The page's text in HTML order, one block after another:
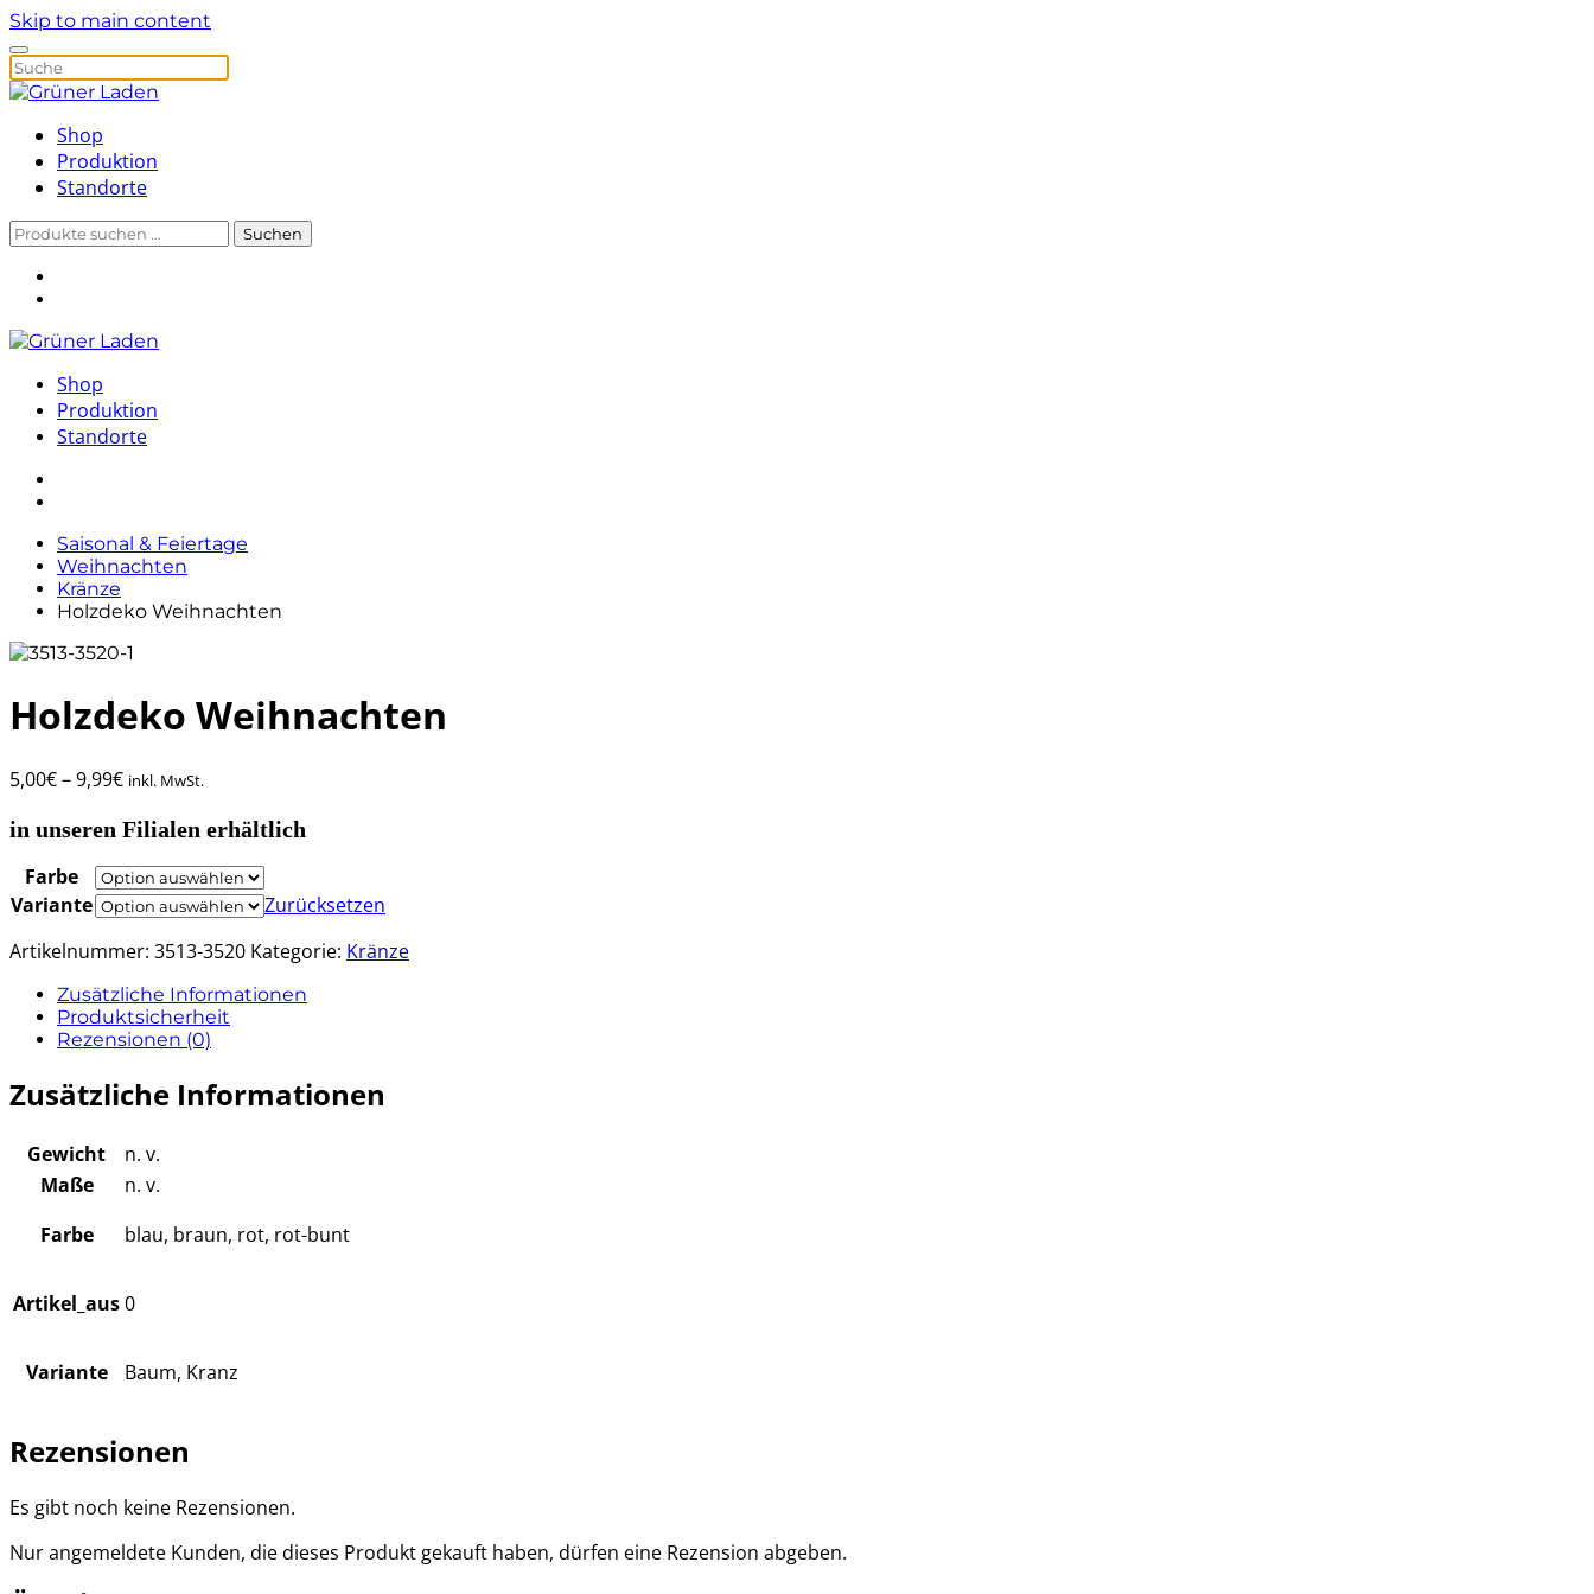
Skip to main content
Shop
Produktion
Standorte
Suchen
Suchen
Shop
Produktion
Standorte
Saisonal & Feiertage
Weihnachten
Kränze
Holzdeko Weihnachten
Holzdeko Weihnachten
5,00€–9,99€ inkl. MwSt.
in unseren Filialen erhältlich
Farbe
Variante
Zurücksetzen
Artikelnummer: 3513-3520 Kategorie: Kränze
Zusätzliche Informationen
Produktsicherheit
Rezensionen (0)
Zusätzliche Informationen
Gewicht
n. v.
Maße
n. v.
Farbe
blau, braun, rot, rot-bunt
Artikel_aus0
Variante Baum, Kranz
Rezensionen
Es gibt noch keine Rezensionen.
Nur angemeldete Kunden, die dieses Produkt gekauft haben, dürfen eine Rezension abgeben.